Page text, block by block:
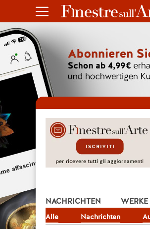
NACHRICHTEN
Alle Nachrichten
JOB